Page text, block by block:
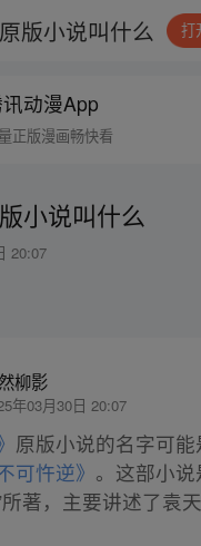
版小说叫什么 打
动漫App
正版漫画畅快看
小说叫什么
20:07
柳影
年03月30日 20:07
原版小说的名字可能
可忤逆》 。这部小说
著，主要讲述了袁